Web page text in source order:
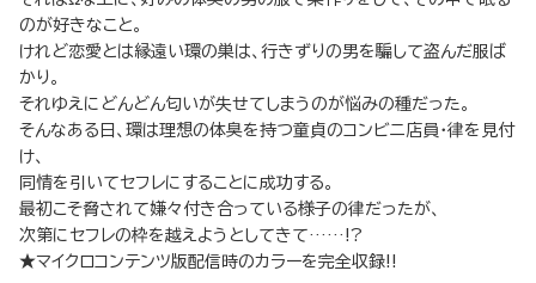
のが好きなこと。
けれど恋愛とは縁遠い環の巣は、行きずりの男を騙して盗んだ服ば
かり。
それゆえにどんどん匂いが失せてしまうのが悩みの種だった。
そんなある日、環は理想の体臭を持つ童貞のコンビニ店員・律を見付
け、
同情を引いてセフレにすることに成功する。
最初こそ脅されて嫌々付き合っている様子の律だったが、
次第にセフレの枠を越えようとしてきて……!?
★マイクロコンテンツ版配信時のカラーを完全収録!!